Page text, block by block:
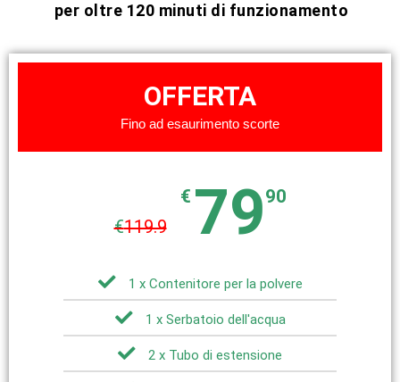
per oltre 120 minuti di funzionamento
OFFERTA
Fino ad esaurimento scorte
€119.9
€ 7990
1 x Contenitore per la polvere
1 x Serbatoio dell'acqua
2 x Tubo di estensione